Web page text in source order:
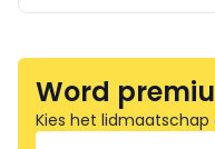
Word
Kies het lidmaatschap